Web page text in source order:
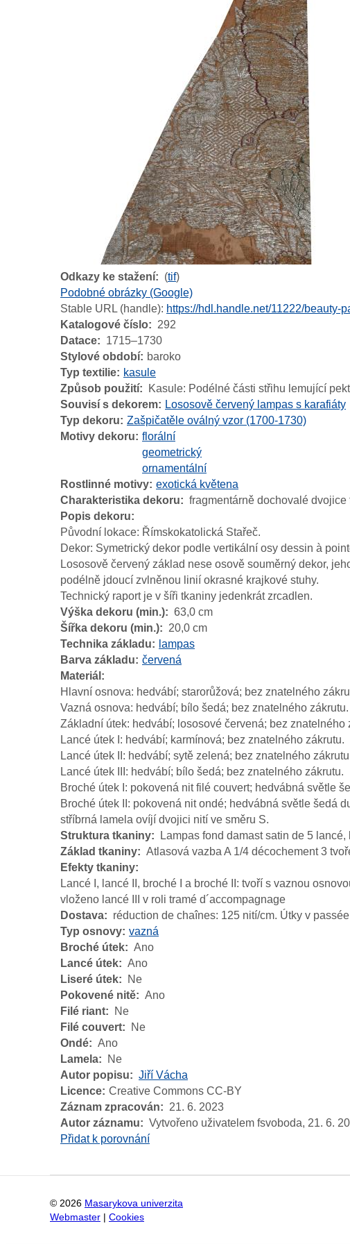
Odkazy ke stažení (tif)
Podobné obrázky (Google)
Stable URL (handle): https://hdl.handle.net/11222/beauty-
Katalogové číslo
292
Datace
1715–1730
Stylové období
baroko
Typ textilie
kasule
Způsob použití
Kasule: Podélné části střihu lemující
Souvisí s dekorem
Lososově červený lampas s karafiáty
Typ dekoru
Zašpičatěle oválný vzor (1700-1730)
Motivy dekoru
florální
geometrický
ornamentální
Rostlinné motivy exotická květena
Charakteristika dekoru
fragmentárně dochovalé
Popis dekoru
Původní lokace: Římskokatolická Stařeč.
Dekor: Symetrický dekor podle vertikální osy dessin à
Lososově červený základ nese osově souměrný dekor,
podélně jdoucí zvlněnou linií okrasné krajkové stuhy.
Technický raport je v šíři tkaniny jedenkrát zrcadlen.
Výška dekoru (min.)
63,0 cm
Šířka dekoru (min.)
20,0 cm
Technika základu
lampas
Barva základu
červená
Materiál
Hlavní osnova: hedvábí; starorůžová; bez znatelného
Vazná osnova: hedvábí; bílo šedá; bez znatelného zákrutu.
Základní útek: hedvábí; lososové červená; bez znatelného
Lancé útek I: hedvábí; karmínová; bez znatelného zákrutu.
Lancé útek II: hedvábí; sytě zelená; bez znatelného
Lancé útek III: hedvábí; bílo šedá; bez znatelného zákrutu.
Broché útek I: pokovená nit filé couvert; hedvábná světle
Broché útek II: pokovená nit ondé; hedvábná světle šedá
stříbrná lamela ovíjí dvojici nití ve směru S.
Struktura tkaniny
Lampas fond damast satin de 5 lancé,
Základ tkaniny
Atlasová vazba A 1/4 décochement 3
Efekty tkaniny
Lancé I, lancé II, broché I a broché II: tvoří s vaznou
vloženo lancé III v roli tramé d´accompagnage
Dostava
réduction de chaînes: 125 nití/cm. Útky v
Typ osnovy vazná
Broché útek
Ano
Lancé útek
Ano
Liseré útek
Ne
Pokovené nitě
Ano
Filé riant
Ne
Filé couvert
Ne
Ondé
Ano
Lamela
Ne
Autor popisu
Jiří Vácha
Licence Creative Commons CC-BY
Záznam zpracován
21. 6. 2023
Autor záznamu
Vytvořeno uživatelem fsvoboda, 21. 6.
Přidat k porovnání
© 2026 Masarykova univerzita
Webmaster
Cookies